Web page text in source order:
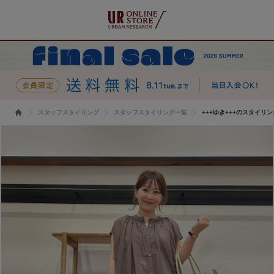
スタッフスタイリング スタッフスタイリング一覧 +++ゆき+++のスタイリン